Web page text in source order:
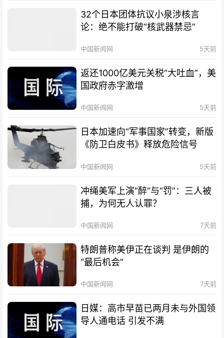
32个日本团体抗议小泉涉核言
论：绝不能打破“核武器禁忌”
中国新闻网 5天前
返还1000亿美元关税“大吐血”，美
国政府赤字激增
中国新闻网 5天前
日本加速向“军事国家”转变，新版
《防卫白皮书》释放危险信号
中国新闻网 5天前
冲绳美军上演“醉”与“罚”：三人被
捕，为何无人认罪？
中国新闻网 7天前
特朗普称美伊正在谈判 是伊朗的
“最后机会”
中国新闻网 7天前
日媒：高市早苗已两月未与外国领
导人通电话 引发不满